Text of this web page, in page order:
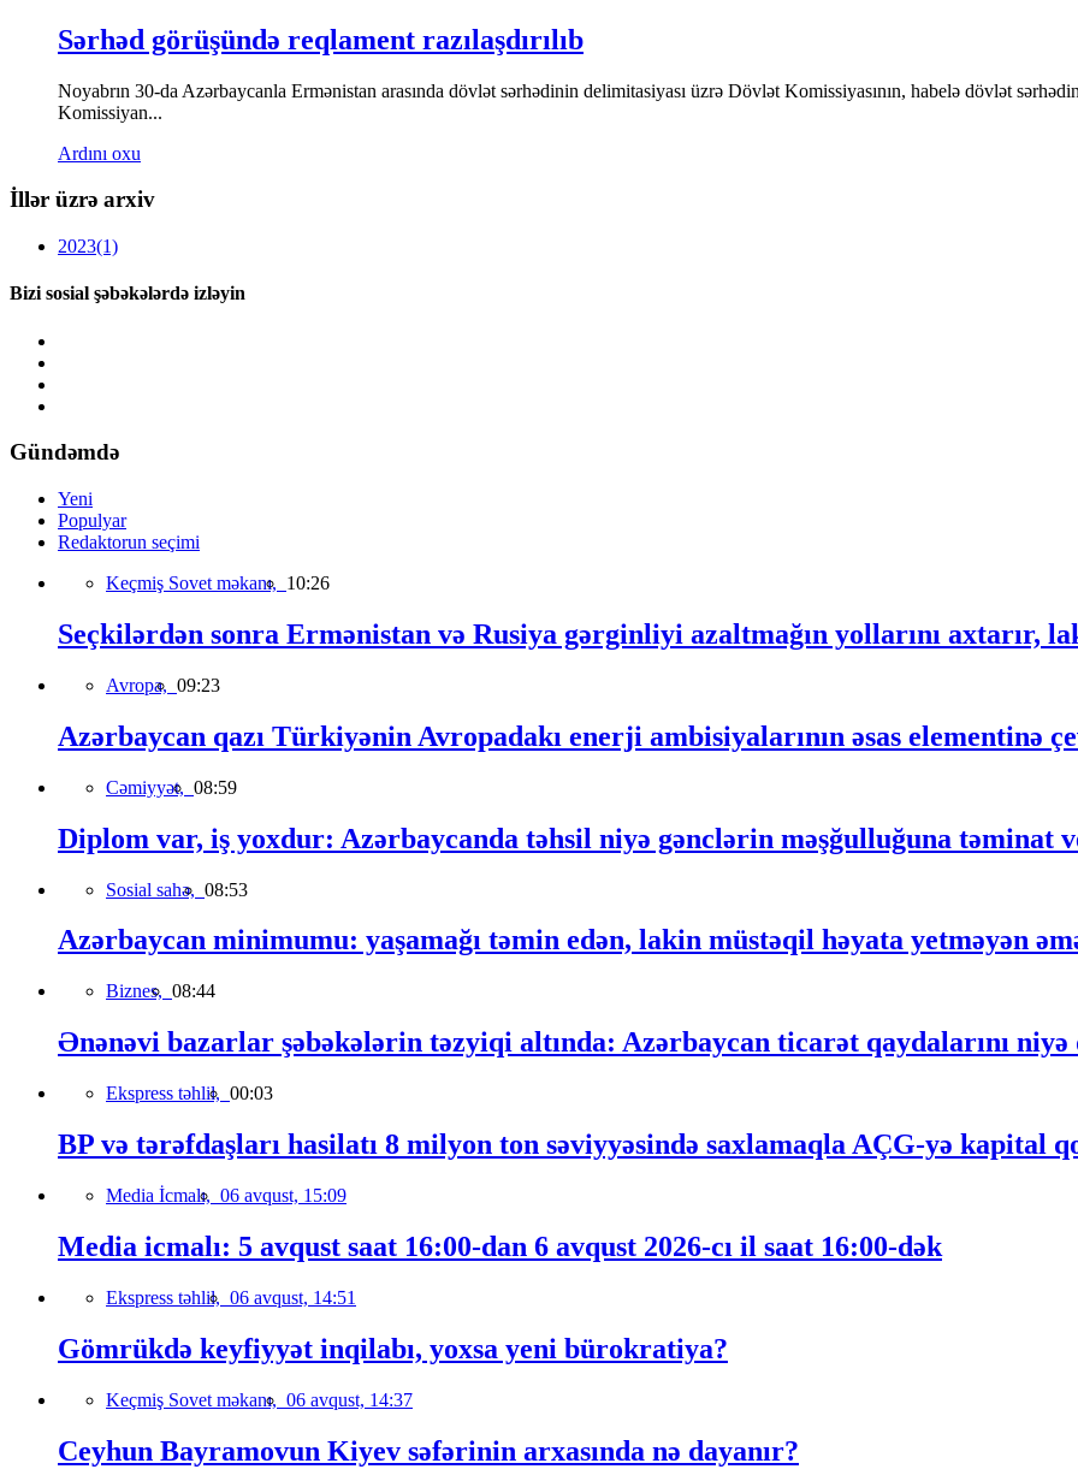
Sərhəd görüşündə reqlament razılaşdırılıb
Noyabrın 30-da Azərbaycanla Ermənistan arasında dövlət sərhədinin delimitasiyası üzrə Dövlət Komissiyasının, habelə dövlət
Komissiyan...
Ardını oxu
İllər üzrə arxiv
2023(1)
Bizi sosial şəbəkələrdə izləyin
Gündəmdə
Yeni
Populyar
Redaktorun seçimi
Keçmiş Sovet məkanı, 10:26
Seçkilərdən sonra Ermənistan və Rusiya gərginliyi azaltmağın yollarını axtarır,
Avropa, 09:23
Azərbaycan qazı Türkiyənin Avropadakı enerji ambisiyalarının əsas elementinə
Cəmiyyət, 08:59
Diplom var, iş yoxdur: Azərbaycanda təhsil niyə gənclərin məşğulluğuna təminat
Sosial sahə, 08:53
Azərbaycan minimumu: yaşamağı təmin edən, lakin müstəqil həyata yetməyən
Biznes, 08:44
Ənənəvi bazarlar şəbəkələrin təzyiqi altında: Azərbaycan ticarət qaydalarını
Ekspress təhlil, 00:03
BP və tərəfdaşları hasilatı 8 milyon ton səviyyəsində saxlamaqla AÇG-yə kapital
Media İcmalı, 06 avqust, 15:09
Media icmalı: 5 avqust saat 16:00-dan 6 avqust 2026-cı il saat 16:00-dək
Ekspress təhlil, 06 avqust, 14:51
Gömrükdə keyfiyyət inqilabı, yoxsa yeni bürokratiya?
Keçmiş Sovet məkanı, 06 avqust, 14:37
Ceyhun Bayramovun Kiyev səfərinin arxasında nə dayanır?